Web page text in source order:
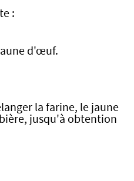
:
d'œuf.
la farine, le jaune
jusqu'à obtention